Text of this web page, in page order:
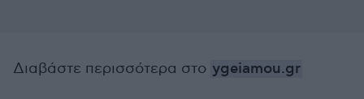
Διαβάστε περισσότερα στο ygeiamou.gr